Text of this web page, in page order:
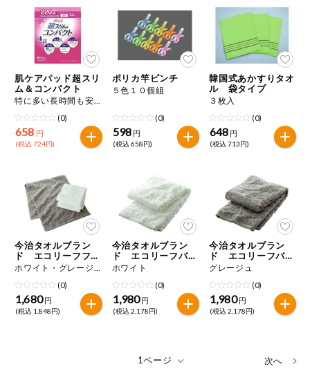
肌ケアパッド超スリ
ム＆コンパクト
特に多い長時間も安心用 １４枚
(0)
658 円
(税込 724円)
ポリカ竿ピンチ
５色１０個組
(0)
598 円
(税込 658円)
韓国式あかすりタオ
ル 袋タイプ
３枚入
(0)
648 円
(税込 713円)
今治タオルブラン
ド エコリーフフェ
イスタオル
ホワイト・グレージュ ２色組
(0)
1,680 円
(税込 1,848円)
今治タオルブラン
ド エコリーフバス
タオル
ホワイト
(0)
1,980 円
(税込 2,178円)
今治タオルブラン
ド エコリーフバス
タオル
グレージュ
(0)
1,980 円
(税込 2,178円)
次へ